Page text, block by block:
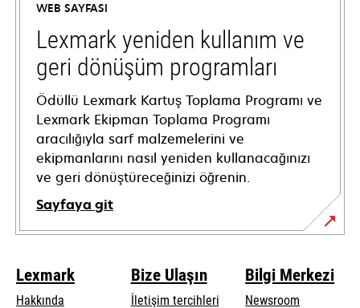
new
tab
WEB SAYFASI
Lexmark yeniden kullanım ve
geri dönüşüm programları
Ödüllü Lexmark Kartuş Toplama Programı ve
Lexmark Ekipman Toplama Programı
aracılığıyla sarf malzemelerini ve
ekipmanlarını nasıl yeniden kullanacağınızı
ve geri dönüştüreceğinizi öğrenin.
Sayfaya git
Lexmark
Hakkında
Bize Ulaşın
İletişim tercihleri
Bilgi Merkezi
Newsroom